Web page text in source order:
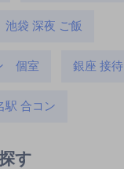
池袋 深夜 ご飯
個室 銀座 接待
駅 合コン
す